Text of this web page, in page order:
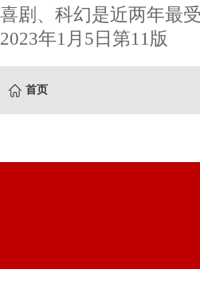
喜剧、科幻是近两年
2023年1月5日第11版
首页